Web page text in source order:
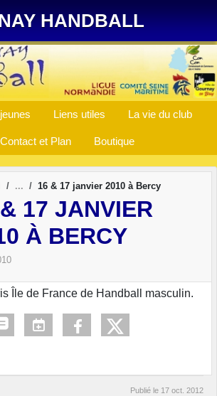
HANDBALL
Liens utiles La vie du club
Contact et Plan Boutique
16 & 17 janvier 2010 à Bercy
17 JANVIER
À BERCY
Île de France de Handball masculin.
Publié le 17 oct. 2012